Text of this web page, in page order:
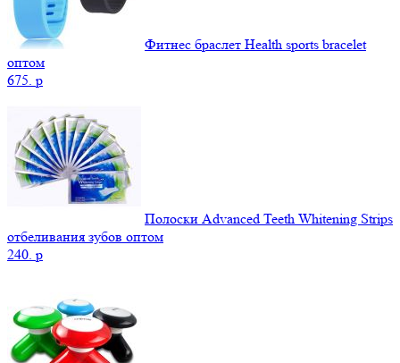
Фитнес браслет Health sports bracelet
оптом
675. p
Полоски Advanced Teeth Whitening Strips
отбеливания зубов оптом
240. p